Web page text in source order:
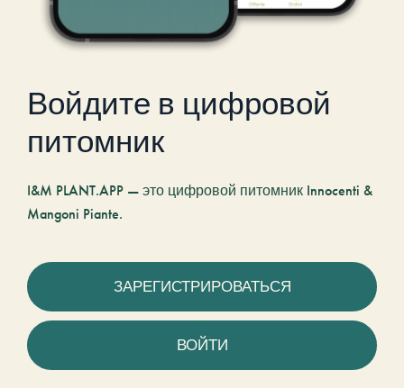
Войдите в цифровой
питомник
I&M PLANT.APP — это цифровой питомник Innocenti &
Mangoni Piante.
ЗАРЕГИСТРИРОВАТЬСЯ
ВОЙТИ